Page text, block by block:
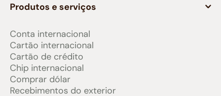
Produtos e serviços
Conta internacional
Cartão internacional
Cartão de crédito
Chip internacional
Comprar dólar
Recebimentos do exterior